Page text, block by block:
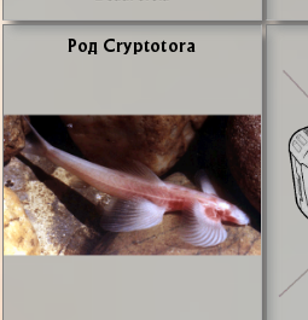
Род Cryptotora